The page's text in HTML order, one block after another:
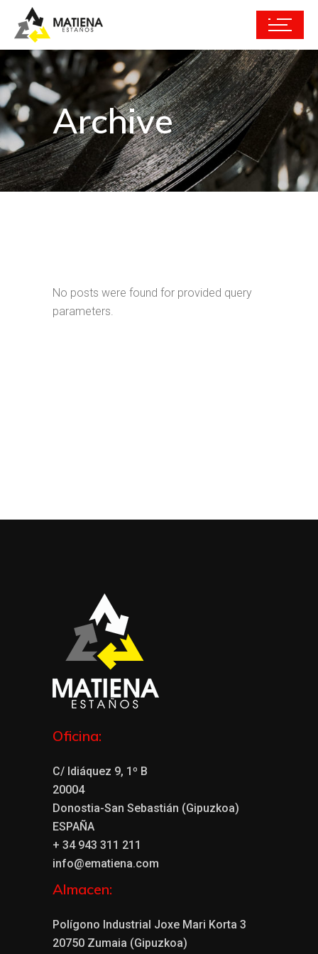
Archive
No posts were found for provided query
parameters.
Oficina:
C/ Idiáquez 9, 1º B
20004
Donostia-San Sebastián (Gipuzkoa)
ESPAÑA
+ 34 943 311 211
info@ematiena.com
Almacen:
Polígono Industrial Joxe Mari Korta 3
20750 Zumaia (Gipuzkoa)